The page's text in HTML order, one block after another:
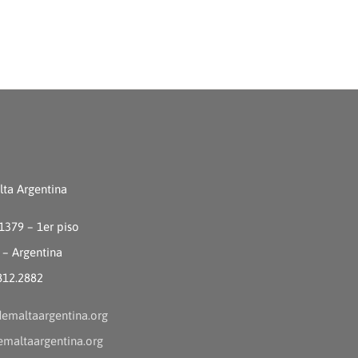
Argentina
– 1er piso
– Argentina